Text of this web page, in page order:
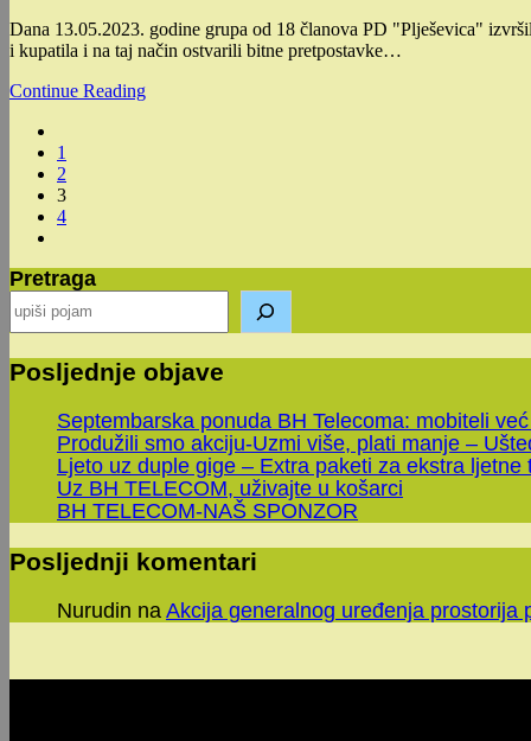
Dana 13.05.2023. godine grupa od 18 članova PD "Plješevica"
i kupatila i na taj način ostvarili bitne pretpostavke…
Continue ReadingAkcija
to
the
previous
page
1
2
3
4
the
next
page
Pretraga
Posljednje objave
Septembarska ponuda BH Telecoma: mobiteli
Produžili smo akciju-Uzmi više, plati manje –
Ljeto uz duple gige – Extra paketi za ekstra ljetne
Uz BH TELECOM, uživajte u košarci
BH TELECOM-NAŠ SPONZOR
Posljednji komentari
Nurudin na Akcija generalnog uređenja prostorija